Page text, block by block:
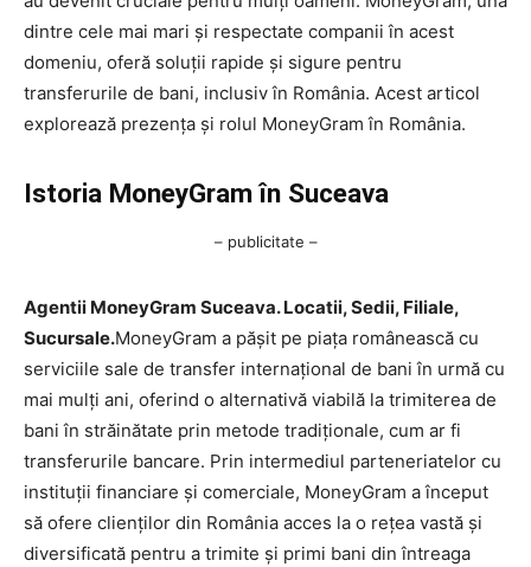
dintre cele mai mari și respectate companii în acest
domeniu, oferă soluții rapide și sigure pentru
transferurile de bani, inclusiv în România. Acest articol
explorează prezența și rolul MoneyGram în România.
Istoria MoneyGram în Suceava
– publicitate –
Agentii MoneyGram Suceava. Locatii, Sedii, Filiale,
Sucursale.MoneyGram a pășit pe piața românească cu
serviciile sale de transfer internațional de bani în urmă cu
mai mulți ani, oferind o alternativă viabilă la trimiterea de
bani în străinătate prin metode tradiționale, cum ar fi
transferurile bancare. Prin intermediul parteneriatelor cu
instituții financiare și comerciale, MoneyGram a început
să ofere clienților din România acces la o rețea vastă și
diversificată pentru a trimite și primi bani din întreaga